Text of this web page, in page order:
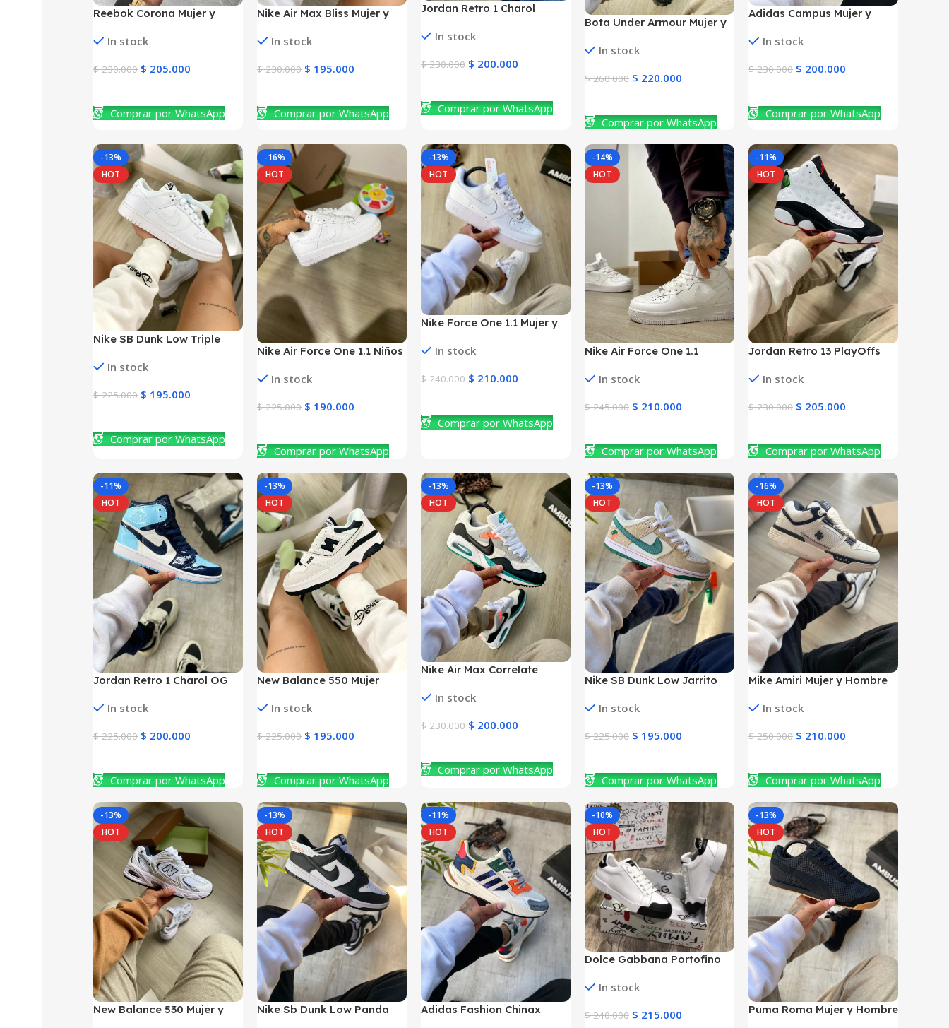
Reebok Corona Mujer y
In stock
$230.000 $ 205.000
Comprar por WhatsApp
Nike Air Max Bliss Mujer y
In stock
$230.000 $ 195.000
Comprar por WhatsApp
Jordan Retro 1 Charol
Hombre
In stock
$230.000 $ 200.000
Comprar por WhatsApp
Bota Under Armour Mujer y
In stock
$260.000 $ 220.000
Comprar por WhatsApp
Adidas Campus Mujer y
In stock
$230.000 $ 200.000
Comprar por WhatsApp
-13%
HOT
Nike SB Dunk Low Triple
In stock
$225.000 $ 195.000
Comprar por WhatsApp
-16%
HOT
Nike Air Force One 1.1 Niños
In stock
$225.000 $ 190.000
Comprar por WhatsApp
-13%
HOT
Nike Force One 1.1 Mujer y
In stock
$240.000 $ 210.000
Comprar por WhatsApp
-14%
HOT
Nike Air Force One 1.1
In stock
$245.000 $ 210.000
Comprar por WhatsApp
-11%
HOT
Jordan Retro 13 PlayOffs
In stock
$230.000 $ 205.000
Comprar por WhatsApp
-11%
HOT
Jordan Retro 1 Charol OG
In stock
$225.000 $ 200.000
Comprar por WhatsApp
-13%
HOT
New Balance 550 Mujer
In stock
$225.000 $ 195.000
Comprar por WhatsApp
-13%
HOT
Nike Air Max Correlate
In stock
$230.000 $ 200.000
Comprar por WhatsApp
-13%
HOT
Nike SB Dunk Low Jarrito
In stock
$225.000 $ 195.000
Comprar por WhatsApp
-16%
HOT
Mike Amiri Mujer y Hombre
In stock
$250.000 $ 210.000
Comprar por WhatsApp
-13%
HOT
New Balance 530 Mujer y
-13%
HOT
Nike Sb Dunk Low Panda
-11%
HOT
Adidas Fashion Chinax
-10%
HOT
Dolce Gabbana Portofino
In stock
$240.000 $ 215.000
-13%
HOT
Puma Roma Mujer y Hombre